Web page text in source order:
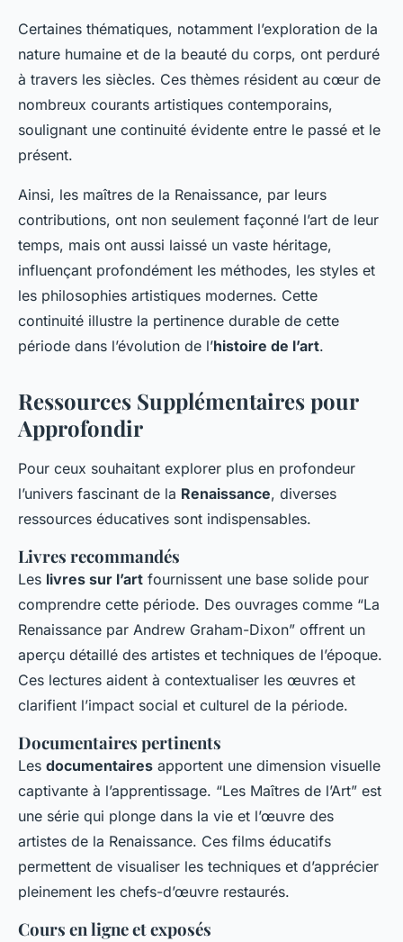
Certaines thématiques, notamment l’exploration de la
nature humaine et de la beauté du corps, ont perduré
à travers les siècles. Ces thèmes résident au cœur de
nombreux courants artistiques contemporains,
soulignant une continuité évidente entre le passé et le
présent.
Ainsi, les maîtres de la Renaissance, par leurs
contributions, ont non seulement façonné l’art de leur
temps, mais ont aussi laissé un vaste héritage,
influençant profondément les méthodes, les styles et
les philosophies artistiques modernes. Cette
continuité illustre la pertinence durable de cette
période dans l’évolution de l’histoire de l’art.
Ressources Supplémentaires pour
Approfondir
Pour ceux souhaitant explorer plus en profondeur
l’univers fascinant de la Renaissance, diverses
ressources éducatives sont indispensables.
Livres recommandés
Les livres sur l’art fournissent une base solide pour
comprendre cette période. Des ouvrages comme “La
Renaissance par Andrew Graham-Dixon” offrent un
aperçu détaillé des artistes et techniques de l’époque.
Ces lectures aident à contextualiser les œuvres et
clarifient l’impact social et culturel de la période.
Documentaires pertinents
Les documentaires apportent une dimension visuelle
captivante à l’apprentissage. “Les Maîtres de l’Art” est
une série qui plonge dans la vie et l’œuvre des
artistes de la Renaissance. Ces films éducatifs
permettent de visualiser les techniques et d’apprécier
pleinement les chefs-d’œuvre restaurés.
Cours en ligne et exposés